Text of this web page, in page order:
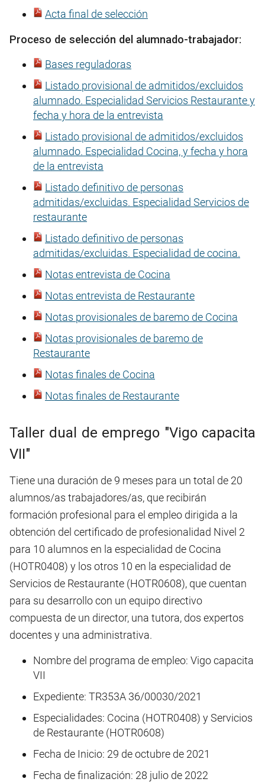
Acta final de selección
Proceso de selección del alumnado-trabajador:
Bases reguladoras
Listado provisional de admitidos/excluidos
alumnado. Especialidad Servicios Restaurante y
fecha y hora de la entrevista
Listado provisional de admitidos/excluidos
alumnado. Especialidad Cocina, y fecha y hora
de la entrevista
Listado definitivo de personas
admitidas/excluidas. Especialidad Servicios de
restaurante
Listado definitivo de personas
admitidas/excluidas. Especialidad de cocina.
Notas entrevista de Cocina
Notas entrevista de Restaurante
Notas provisionales de baremo de Cocina
Notas provisionales de baremo de
Restaurante
Notas finales de Cocina
Notas finales de Restaurante
Taller dual de emprego "Vigo capacita
VII"
Tiene una duración de 9 meses para un total de 20
alumnos/as trabajadores/as, que recibirán
formación profesional para el empleo dirigida a la
obtención del certificado de profesionalidad Nivel 2
para 10 alumnos en la especialidad de Cocina
(HOTR0408) y los otros 10 en la especialidad de
Servicios de Restaurante (HOTR0608), que cuentan
para su desarrollo con un equipo directivo
compuesta de un director, una tutora, dos expertos
docentes y una administrativa.
Nombre del programa de empleo: Vigo capacita
VII
Expediente: TR353A 36/00030/2021
Especialidades: Cocina (HOTR0408) y Servicios
de Restaurante (HOTR0608)
Fecha de Inicio: 29 de octubre de 2021
Fecha de finalización: 28 julio de 2022